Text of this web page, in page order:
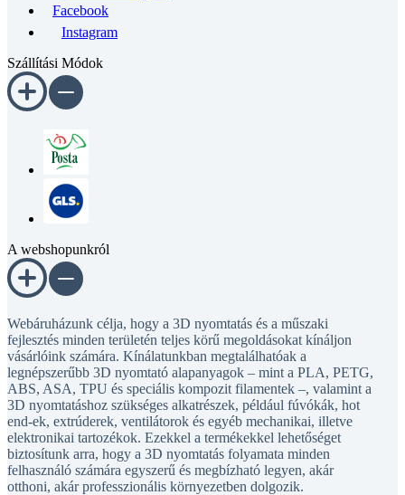
Facebook
Instagram
Szállítási Módok
A webshopunkról
Webáruházunk célja, hogy a 3D nyomtatás és a műszaki
fejlesztés minden területén teljes körű megoldásokat kínáljon
vásárlóink számára. Kínálatunkban megtalálhatóak a
legnépszerűbb 3D nyomtató alapanyagok – mint a PLA, PETG,
ABS, ASA, TPU és speciális kompozit filamentek –, valamint a
3D nyomtatáshoz szükséges alkatrészek, például fúvókák, hot
end-ek, extrúderek, ventilátorok és egyéb mechanikai, illetve
elektronikai tartozékok. Ezekkel a termékekkel lehetőséget
biztosítunk arra, hogy a 3D nyomtatás folyamata minden
felhasználó számára egyszerű és megbízható legyen, akár
otthoni, akár professzionális környezetben dolgozik.